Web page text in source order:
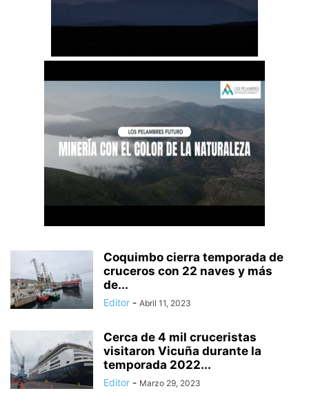
Coquimbo cierra temporada de
cruceros con 22 naves y más
de...
Editor - Abril 11, 2023
Cerca de 4 mil cruceristas
visitaron Vicuña durante la
temporada 2022...
Editor - Marzo 29, 2023